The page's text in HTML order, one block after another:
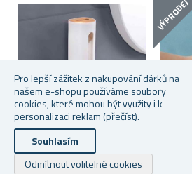
Pro lepší zážitek z nakupování dárků na
našem e-shopu používáme soubory
cookies, které mohou být využity i k
personalizaci reklam (přečíst).
Souhlasím
Odmítnout volitelné cookies
ZÁSOBNÍK NA ODLIČOVACÍ
TAMPONY
VÝPRODEJ